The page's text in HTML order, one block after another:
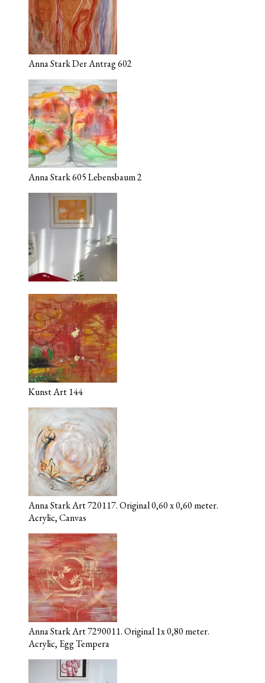
Anna Stark Der Antrag 602
Anna Stark 605 Lebensbaum 2
Kunst Art 144
Anna Stark Art 720117. Original 0,60 x 0,60 meter.
Acrylic, Canvas
Anna Stark Art 7290011. Original 1x 0,80 meter.
Acrylic, Egg Tempera